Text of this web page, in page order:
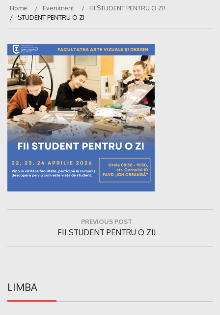
Home Eveniment
FII STUDENT PENTRU O ZI!
STUDENT PENTRU O ZI
PREVIOUS POST
Previous
Post:
FII STUDENT PENTRU O ZI!
LIMBA